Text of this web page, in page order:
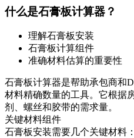
什么是石膏板计算器？
理解石膏板安装
石膏板计算组件
准确材料估算的重要性
石膏板计算器是帮助承包商和
材料精确数量的工具。它根据
剂、螺丝和胶带的需求量。
关键材料组件
石膏板安装需要几个关键材料